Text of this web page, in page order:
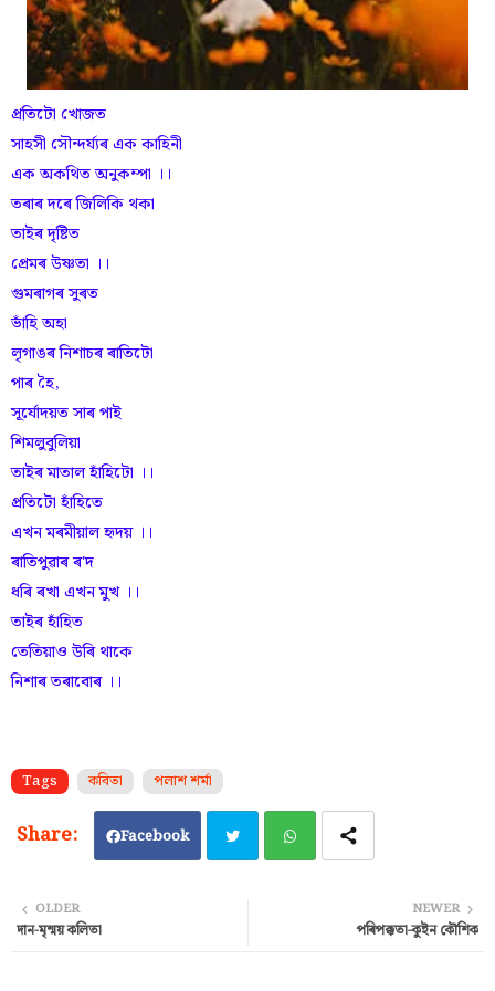
প্ৰতিটো খোজত
সাহসী সৌন্দৰ্য্যৰ এক কাহিনী
এক অকথিত অনুকম্পা ।।
তৰাৰ দৰে জিলিকি থকা
তাইৰ দৃষ্টিত
প্ৰেমৰ উষ্ণতা ।।
গুমৰাগৰ সুৰত
ভাঁহি অহা
লৃগাঙৰ নিশাচৰ ৰাতিটো
পাৰ হৈ,
সূৰ্যোদয়ত সাৰ পাই
শিমলুবুলিয়া
তাইৰ মাতাল হাঁহিটো ।।
প্ৰতিটো হাঁহিতে
এখন মৰমীয়াল হৃদয় ।।
ৰাতিপুৱাৰ ৰ'দ
ধৰি ৰখা এখন মুখ ।।
তাইৰ হাঁহিত
তেতিয়াও উৰি থাকে
নিশাৰ তৰাবোৰ ।।
Tags কবিতা পলাশ শৰ্মা
Facebook
NEWER
পৰিপক্কতা-কুইন কৌশিক
OLDER
দান-মৃন্ময় কলিতা